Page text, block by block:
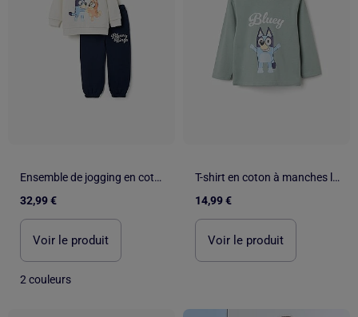
Ensemble de jogging en coton avec imprimé Bluey
32,99 €
Voir le produit
2 couleurs
T-shirt en coton à manches longues et imprimé Bluey
14,99 €
Voir le produit